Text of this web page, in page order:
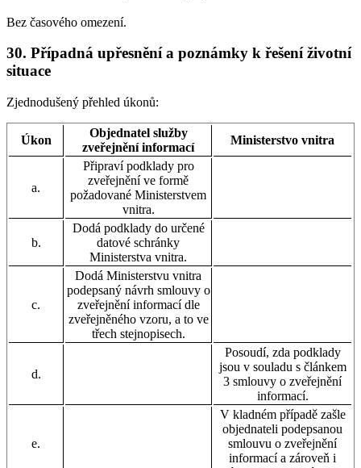
Bez časového omezení.
30. Případná upřesnění a poznámky k řešení životní
situace
Zjednodušený přehled úkonů:
Úkon
Objednatel služby
zveřejnění informací
Ministerstvo vnitra
a.
Připraví podklady pro
zveřejnění ve formě
požadované Ministerstvem
vnitra.
b.
Dodá podklady do určené
datové schránky
Ministerstva vnitra.
c.
Dodá Ministerstvu vnitra
podepsaný návrh smlouvy o
zveřejnění informací dle
zveřejněného vzoru, a to ve
třech stejnopisech.
d.
Posoudí, zda podklady
jsou v souladu s článkem
3 smlouvy o zveřejnění
informací.
e.
V kladném případě zašle
objednateli podepsanou
smlouvu o zveřejnění
informací a zároveň i